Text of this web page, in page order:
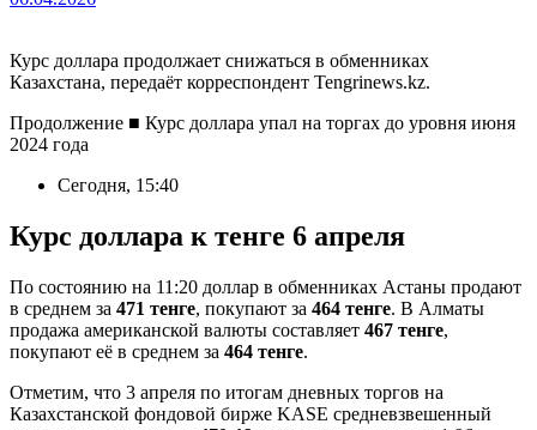
Курс доллара продолжает снижаться в обменниках
Казахстана, передаёт корреспондент Tengrinews.kz.
Продолжение ■ Курс доллара упал на торгах до уровня июня
2024 года
Сегодня, 15:40
Курс доллара к тенге 6 апреля
По состоянию на 11:20 доллар в обменниках Астаны продают
в среднем за 471 тенге, покупают за 464 тенге. В Алматы
продажа американской валюты составляет 467 тенге,
покупают её в среднем за 464 тенге.
Отметим, что 3 апреля по итогам дневных торгов на
Казахстанской фондовой бирже KASE средневзвешенный